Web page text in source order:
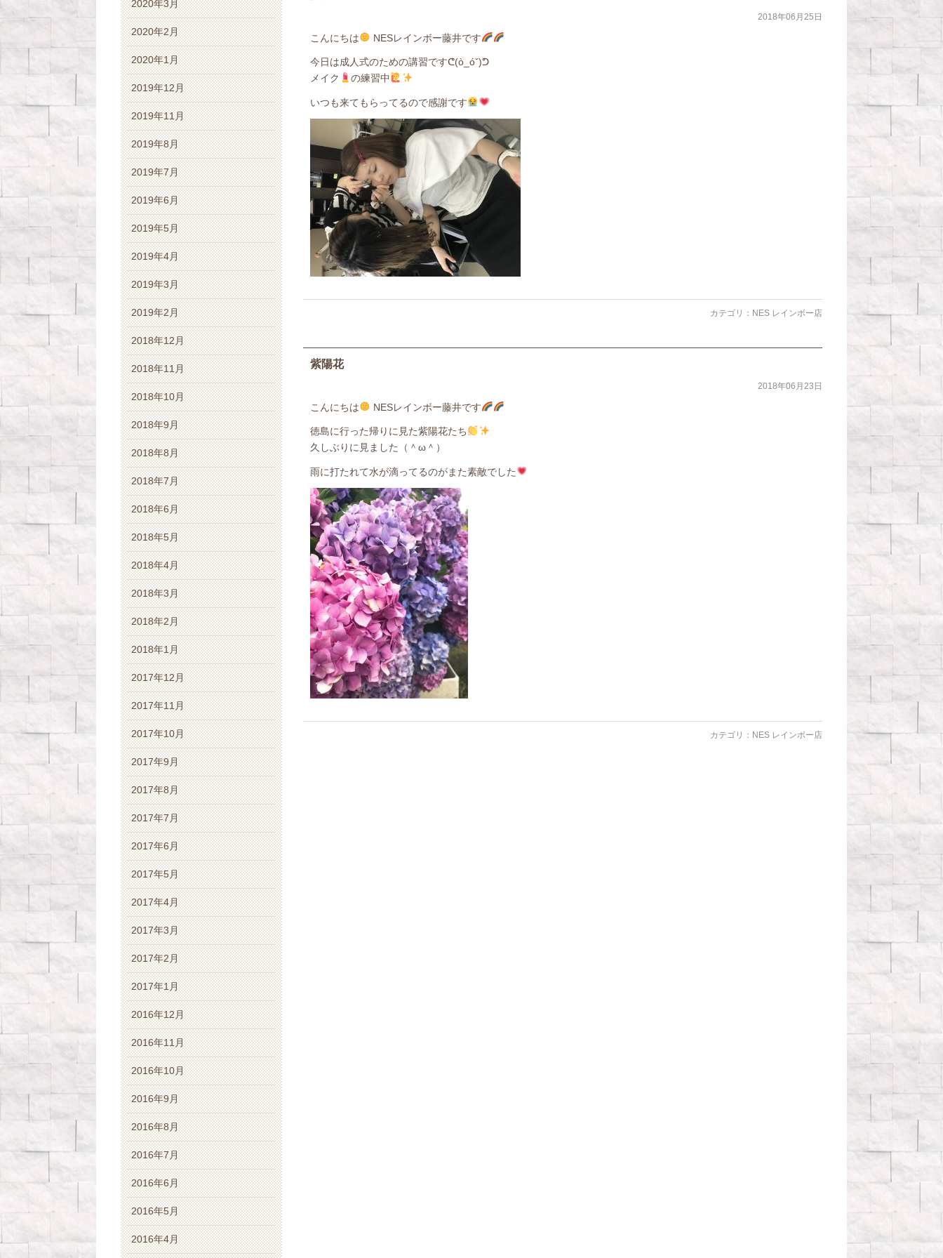
2018年06月25日
こんにちは NESレインボー藤井です
今日は成人式のための講習ですᕦ(ò_óˇ)ᕤ
メイク
の練習中
いつも来てもらってるので感謝です
カテゴリ： NES レインボー店
紫陽花
2018年06月23日
こんにちは NESレインボー藤井です
徳島に行った帰りに見た紫陽花たち
久しぶりに見ました（＾ω＾）
雨に打たれて水が滴ってるのがまた素敵でした
カテゴリ： NES レインボー店
2020年3月
2020年2月
2020年1月
2019年12月
2019年11月
2019年8月
2019年7月
2019年6月
2019年5月
2019年4月
2019年3月
2019年2月
2018年12月
2018年11月
2018年10月
2018年9月
2018年8月
2018年7月
2018年6月
2018年5月
2018年4月
2018年3月
2018年2月
2018年1月
2017年12月
2017年11月
2017年10月
2017年9月
2017年8月
2017年7月
2017年6月
2017年5月
2017年4月
2017年3月
2017年2月
2017年1月
2016年12月
2016年11月
2016年10月
2016年9月
2016年8月
2016年7月
2016年6月
2016年5月
2016年4月